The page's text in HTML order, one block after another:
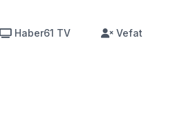
Haber61 TV
Vefat